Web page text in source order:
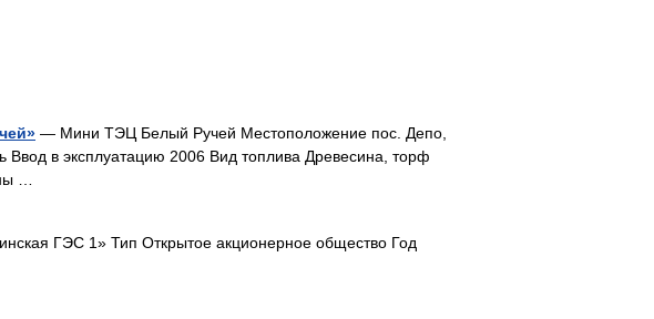
— Мини ТЭЦ Белый Ручей Местоположение пос. Депо,
Ввод в эксплуатацию 2006 Вид топлива Древесина, торф
…
ГЭС 1» Тип Открытое акционерное общество Год